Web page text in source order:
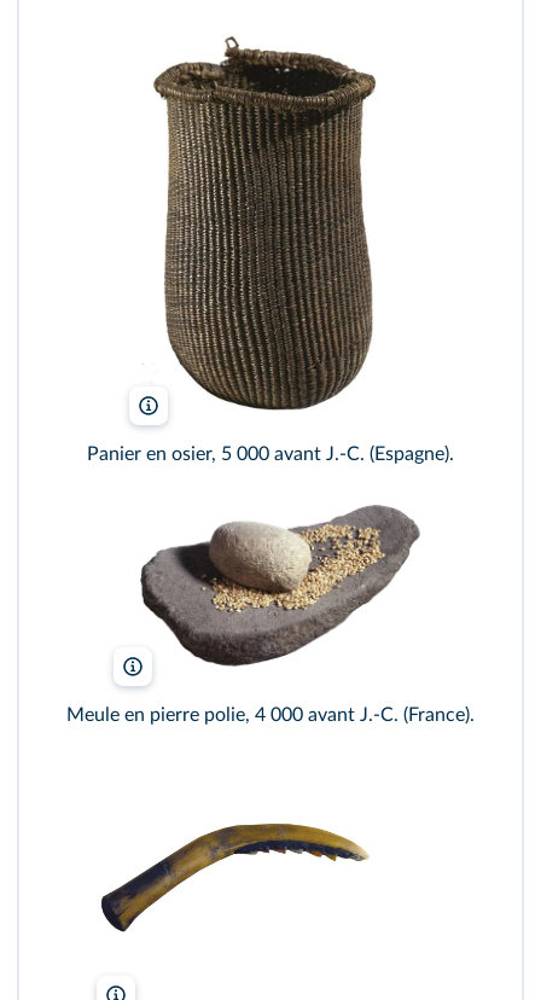
J.Oronoz
Panier en osier, 5 000 avant J.-C. (Espagne).
Photo Josse/Leemage
Meule en pierre polie, 4 000 avant J.-C. (France).